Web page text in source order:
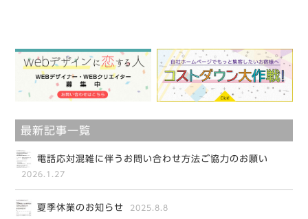
最新記事一覧
電話応対混雑に伴うお問い合わせ方法ご協力のお願い
2026.1.27
夏季休業のお知らせ 2025.8.8